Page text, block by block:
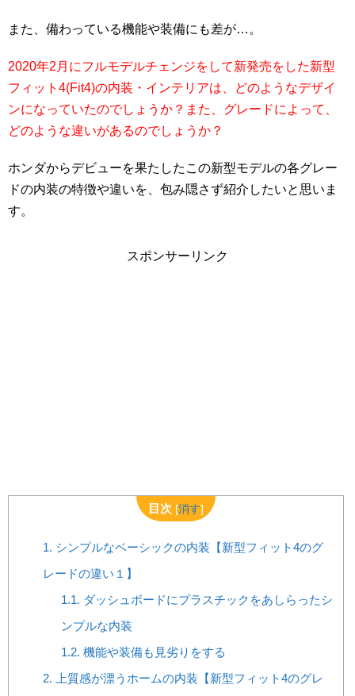
また、備わっている機能や装備にも差が…。
2020年2月にフルモデルチェンジをして新発売をした新型
フィット4(Fit4)の内装・インテリアは、どのようなデザイ
ンになっていたのでしょうか？また、グレードによって、
どのような違いがあるのでしょうか？
ホンダからデビューを果たしたこの新型モデルの各グレー
ドの内装の特徴や違いを、包み隠さず紹介したいと思いま
す。
スポンサーリンク
目次 [消す]
1. シンプルなベーシックの内装【新型フィット4のグ
レードの違い１】
1.1. ダッシュボードにプラスチックをあしらったシ
ンプルな内装
1.2. 機能や装備も見劣りをする
2. 上質感が漂うホームの内装【新型フィット4のグレ